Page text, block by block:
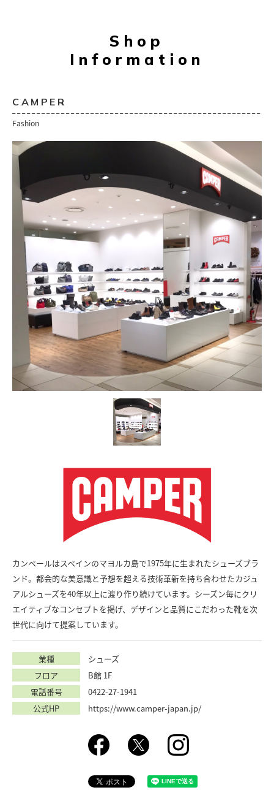
Shop
Information
CAMPER
Fashion
カンペールはスペインのマヨルカ島で1975年に生まれたシューズブラ
ンド。都会的な美意識と予想を超える技術革新を持ち合わせたカジュ
アルシューズを40年以上に渡り作り続けています。シーズン毎にクリ
エイティブなコンセプトを掲げ、デザインと品質にこだわった靴を次
世代に向けて提案しています。
業種
シューズ
フロア
B館 1F
電話番号
0422-27-1941
公式HP
https://www.camper-japan.jp/